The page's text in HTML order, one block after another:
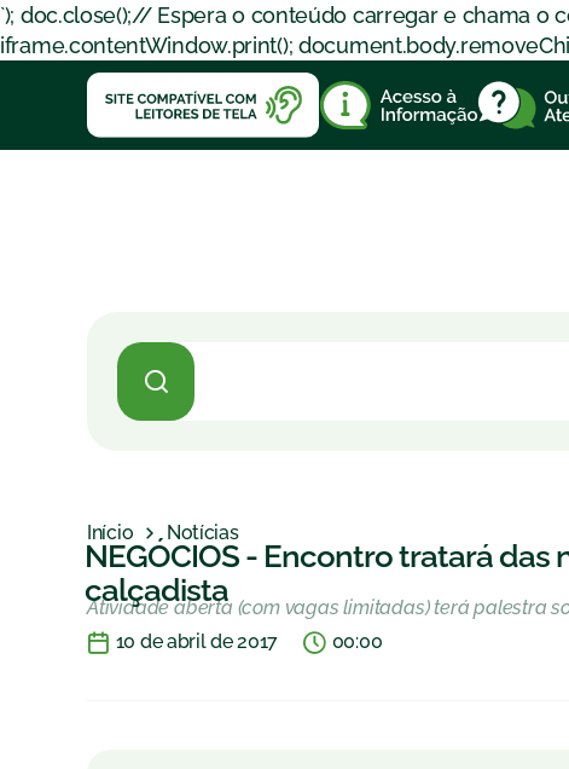
`); doc.close();// Espera o conteúdo carregar e chama o
iframe.contentWindow.print();
Início Notícias
NEGÓCIOS - Encontro tratará das
calçadista
Atividade aberta (com vagas limitadas) terá palestra
10 de abril de 2017
00:00